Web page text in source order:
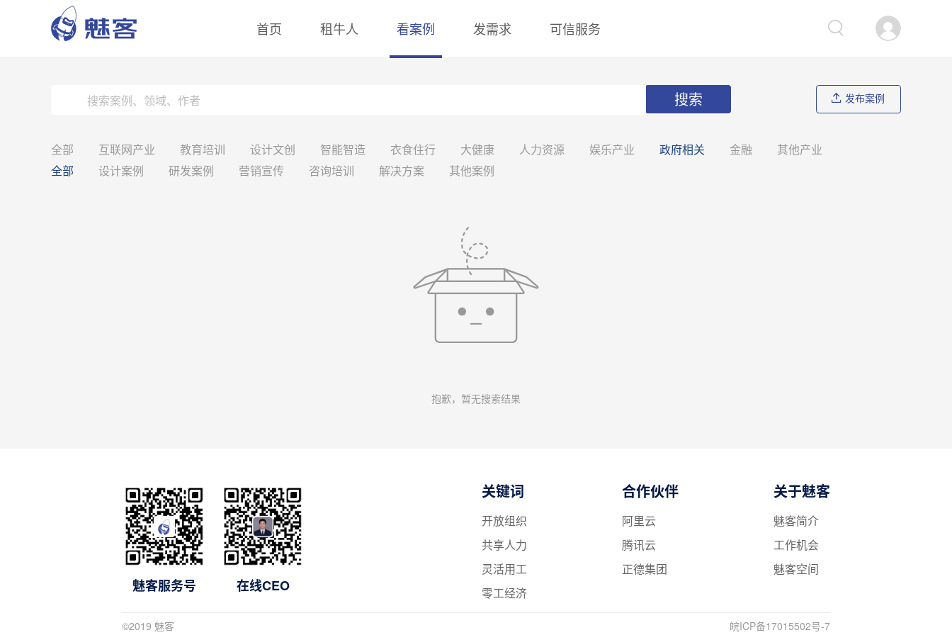
首页 租牛人 看案例 发需求 可信服务
搜索 发布案例
全部 互联网产业 教育培训 设计文创 智能智造 衣食住行 大健康 人力资源 娱乐产业 政府相关 金融
其他产业
全部
设计案例 研发案例 营销宣传 咨询培训 解决方案 其他案例
抱歉，暂无搜索结果
魅客服务号 在线CEO
关键词
开放组织
共享人力
灵活用工
零工经济
合作伙伴
阿里云
腾讯云
正德集团
关于魅客
魅客简介
工作机会
魅客空间
©2019 魅客 皖ICP备17015502号-7